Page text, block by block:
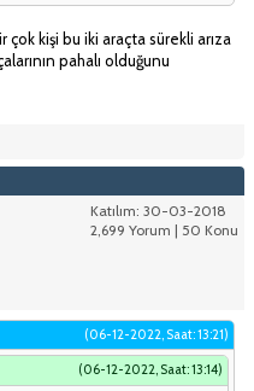
kişi bu iki araçta sürekli arıza
pahalı olduğunu
Katılım: 30-03-2018
2,699 Yorum | 50 Konu
(06-12-2022, Saat: 13:21)
(06-12-2022, Saat: 13:14)